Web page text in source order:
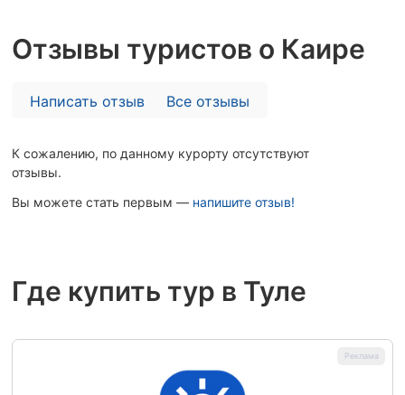
Отзывы туристов о Каире
Написать отзыв Все отзывы
К сожалению, по данному курорту отсутствуют
отзывы.
Вы можете стать первым — напишите отзыв!
Где купить тур в Туле